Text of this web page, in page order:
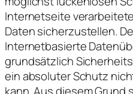
Internetseite
Daten sicherzustellen.
Internetbasierte
grundsätzlich
ein absoluter Schutz
kann. Aus diesem